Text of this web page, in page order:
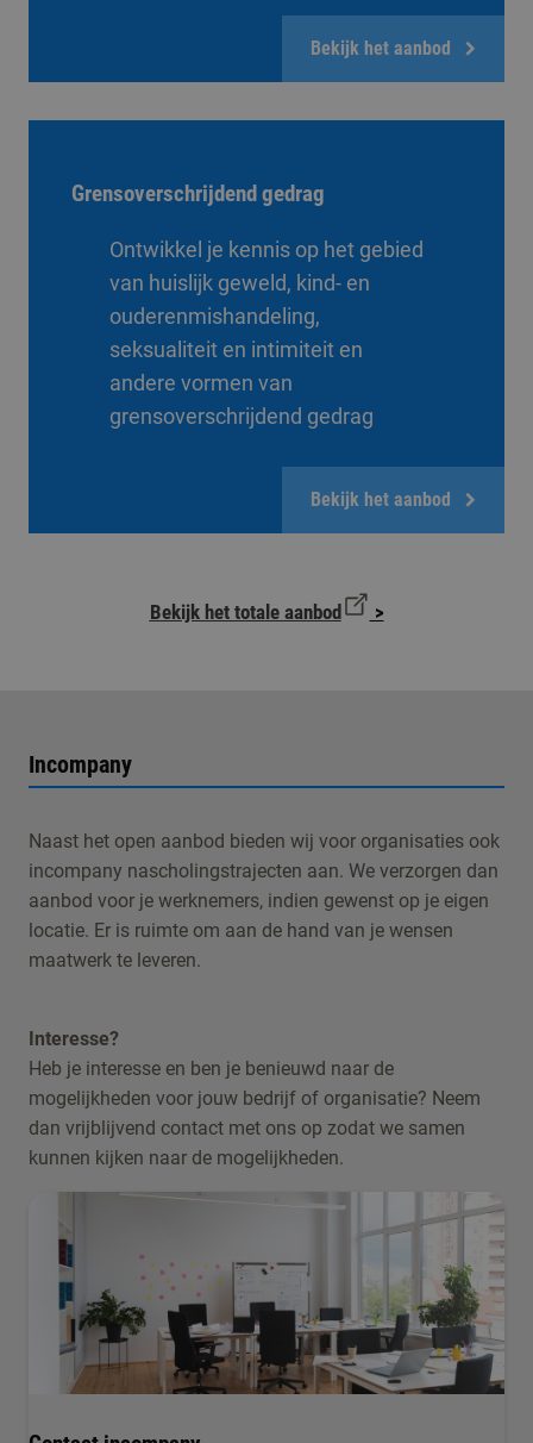
Bekijk het aanbod
Grensoverschrijdend gedrag
Ontwikkel je kennis op het gebied
van huislijk geweld, kind- en
ouderenmishandeling,
seksualiteit en intimiteit en
andere vormen van
grensoverschrijdend gedrag
Bekijk het aanbod
Bekijk het totale aanbod >
Incompany
Naast het open aanbod bieden wij voor organisaties ook
incompany nascholingstrajecten aan. We verzorgen dan
aanbod voor je werknemers, indien gewenst op je eigen
locatie. Er is ruimte om aan de hand van je wensen
maatwerk te leveren.
Interesse?
Heb je interesse en ben je benieuwd naar de
mogelijkheden voor jouw bedrijf of organisatie? Neem
dan vrijblijvend contact met ons op zodat we samen
kunnen kijken naar de mogelijkheden.